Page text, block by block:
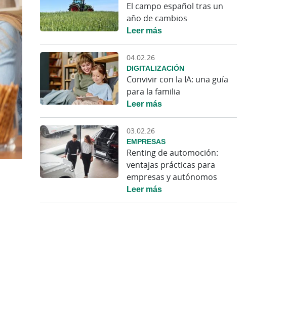
El campo español tras un
año de cambios
Leer más
04.02.26
DIGITALIZACIÓN
Convivir con la IA: una guía
para la familia
Leer más
03.02.26
EMPRESAS
Renting de automoción:
ventajas prácticas para
empresas y autónomos
Leer más